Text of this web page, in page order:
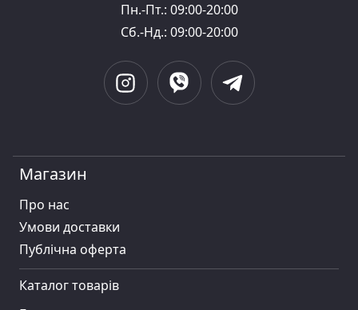
Пн.-Пт.: 09:00-20:00
Сб.-Нд.: 09:00-20:00
Магазин
Про нас
Умови доставки
Публiчна оферта
Каталог товарів